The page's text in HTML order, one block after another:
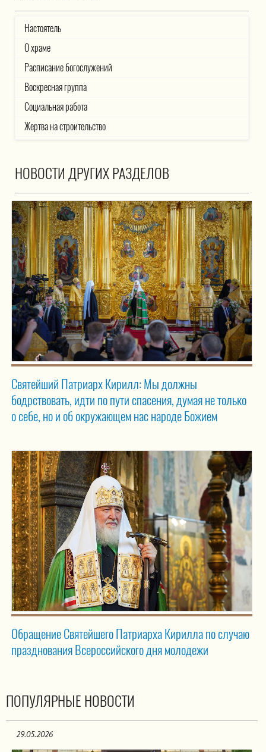
Настоятель
О храме
Расписание богослужений
Воскресная группа
Социальная работа
Жертва на строительство
НОВОСТИ ДРУГИХ РАЗДЕЛОВ
Святейший Патриарх Кирилл: Мы должны
бодрствовать, идти по пути спасения, думая не только
о себе, но и об окружающем нас народе Божием
Обращение Святейшего Патриарха Кирилла по случаю
празднования Всероссийского дня молодежи
ПОПУЛЯРНЫЕ НОВОСТИ
29.05.2026